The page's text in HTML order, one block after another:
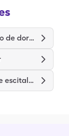
Clorhidrato de dorzolamida
Oxalato de escitalopram